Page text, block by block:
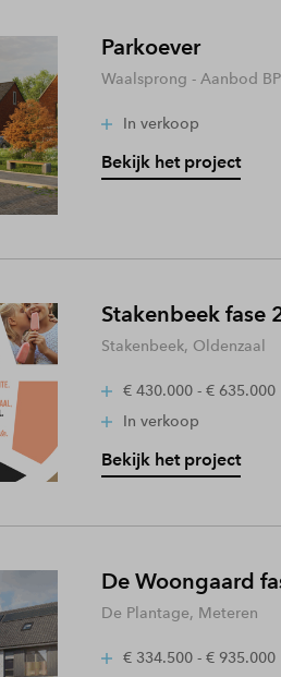
Parkoever
Waalsprong - Aanbod
In verkoop
Bekijk het project
Stakenbeek fase
Stakenbeek, Oldenzaal
€ 430.000 - € 635.000
In verkoop
Bekijk het project
De Woongaard
De Plantage, Meteren
€ 334.500 - € 935.000